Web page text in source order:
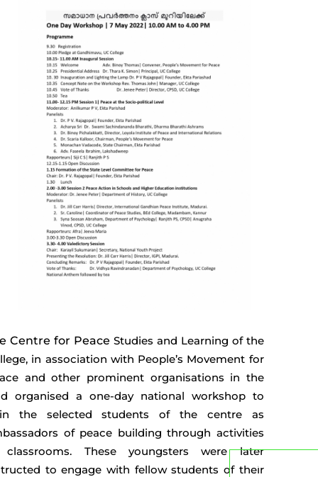
Admissions
Centre for Peace Studies and Learning of the
in association with People’s Movement for
and other prominent organisations in the
organised a one-day national workshop to
the selected students of the centre as
of peace building through activities
These youngsters were later
to engage with fellow students of their